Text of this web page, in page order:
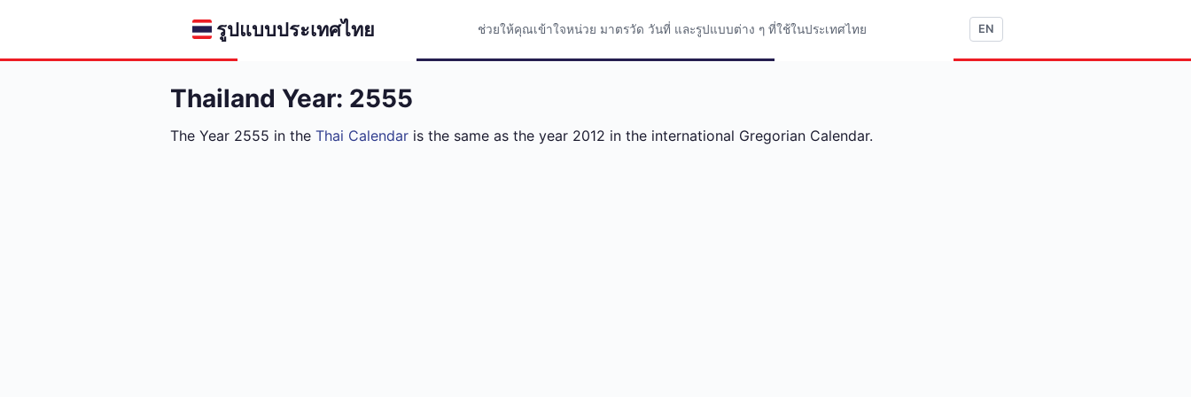
รูปแบบประเทศไทย ช่วยให้คุณเข้าใจหน่วย มาตรวัด วันที่ และรูปแบบต่าง ๆ ที่ใช้ในประเทศไทย EN
Thailand Year: 2555
The Year 2555 in the Thai Calendar is the same as the year 2012 in the international Gregorian Calendar.